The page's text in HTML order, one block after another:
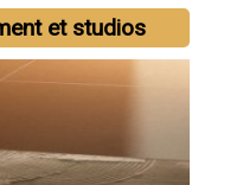
et studios